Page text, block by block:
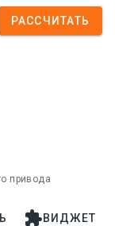
РАССЧИТАТЬ
привода
ВИДЖЕТ